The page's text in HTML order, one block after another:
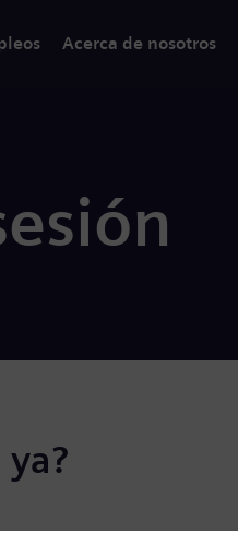
Acerca de nosotros